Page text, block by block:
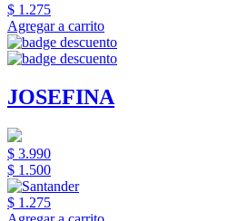
$ 1.275
Agregar a carrito
JOSEFINA
$ 3.990
$ 1.500
$ 1.275